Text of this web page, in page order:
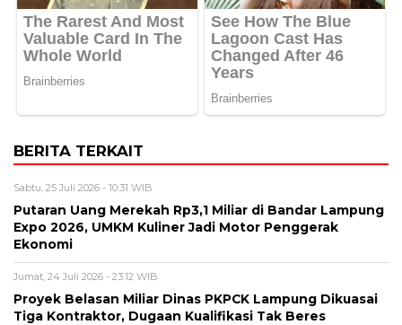
BERITA TERKAIT
Sabtu, 25 Juli 2026 - 10:31 WIB
Putaran Uang Merekah Rp3,1 Miliar di Bandar Lampung
Expo 2026, UMKM Kuliner Jadi Motor Penggerak
Ekonomi
Jumat, 24 Juli 2026 - 23:12 WIB
Proyek Belasan Miliar Dinas PKPCK Lampung Dikuasai
Tiga Kontraktor, Dugaan Kualifikasi Tak Beres